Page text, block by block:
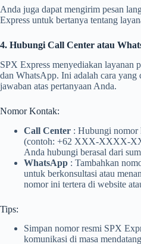
Anda juga dapat mengirim pesan
Express untuk bertanya tentang
4. Hubungi Call Center atau
SPX Express menyediakan layanan
dan WhatsApp. Ini adalah cara yang
jawaban atas pertanyaan Anda.
Nomor Kontak:
Call Center : Hubungi nomor
(contoh: +62 XXX-XXXX-
Anda hubungi berasal dari
WhatsApp : Tambahkan
untuk berkonsultasi atau
nomor ini tertera di website
Tips:
Simpan nomor resmi SPX
komunikasi di masa